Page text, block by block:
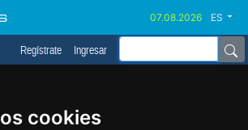
cookies
ES
Regístrate Ingresar